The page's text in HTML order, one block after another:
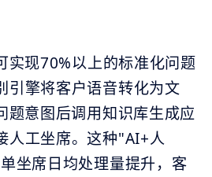
实现70%以上的标准化问题
引擎将客户语音转化为文
题意图后调用知识库生成应
人工坐席。这种"AI+人
坐席日均处理量提升，客